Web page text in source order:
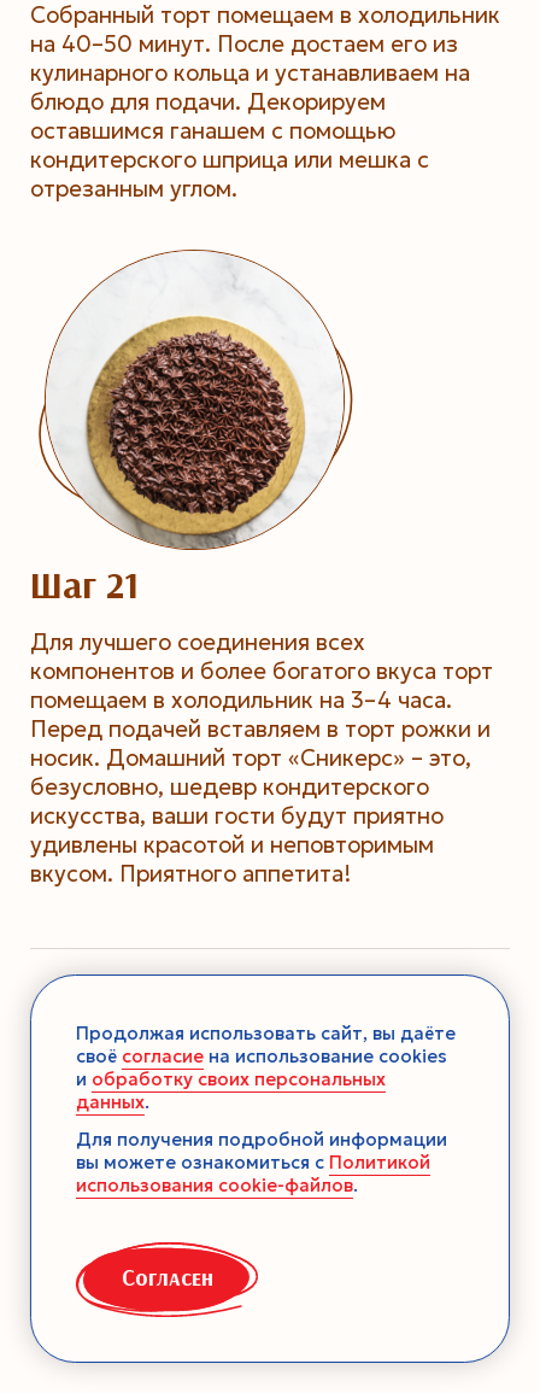
Собранный торт помещаем в холодильник
на 40–50 минут. После достаем его из
кулинарного кольца и устанавливаем на
блюдо для подачи. Декорируем
оставшимся ганашем с помощью
кондитерского шприца или мешка с
отрезанным углом.
Шаг 21
Для лучшего соединения всех
компонентов и более богатого вкуса торт
помещаем в холодильник на 3–4 часа.
Перед подачей вставляем в торт рожки и
носик. Домашний торт «Сникерс» – это,
безусловно, шедевр кондитерского
искусства, ваши гости будут приятно
удивлены красотой и неповторимым
вкусом. Приятного аппетита!
5 0
Поделиться рецептом:
Продолжая использовать сайт, вы даёте
своё согласие на использование cookies
и обработку своих персональных
данных.
Для получения подробной информации
вы можете ознакомиться с Политикой
использования cookie-файлов.
Согласен